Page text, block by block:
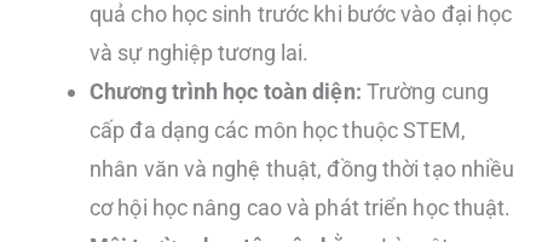
quả cho học sinh trước khi bước vào đại học
và sự nghiệp tương lai.
Chương trình học toàn diện: Trường cung
cấp đa dạng các môn học thuộc STEM,
nhân văn và nghệ thuật, đồng thời tạo nhiều
cơ hội học nâng cao và phát triển học thuật.